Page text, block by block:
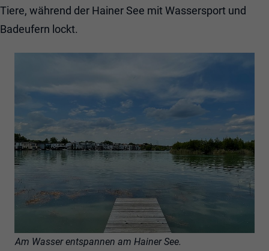
Tiere, während der Hainer See mit Wassersport und
Badeufern lockt.
Am Wasser entspannen am Hainer See.